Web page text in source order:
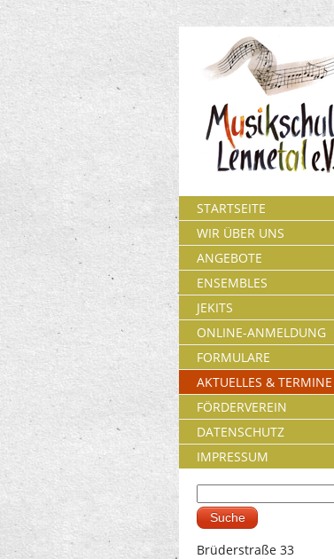
STARTSEITE
WIR ÜBER UNS
ANGEBOTE
ENSEMBLES
JEKITS
ONLINE-ANMELDUNG
FORMULARE
AKTUELLES & TERMINE
FÖRDERVEREIN
DATENSCHUTZ
IMPRESSUM
Suchformular
Brüderstraße 33